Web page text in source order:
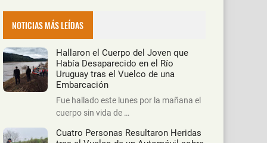
NOTICIAS MÁS LEÍDAS
Hallaron el Cuerpo del Joven que
Había Desaparecido en el Río
Uruguay tras el Vuelco de una
Embarcación
Fue hallado este lunes por la mañana el
cuerpo sin vida de …
Cuatro Personas Resultaron Heridas